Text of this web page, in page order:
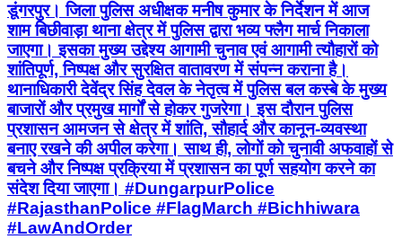
डूंगरपुर। जिला पुलिस अधीक्षक मनीष कुमार के निर्देशन में आज
शाम बिछीवाड़ा थाना क्षेत्र में पुलिस द्वारा भव्य फ्लैग मार्च निकाला
जाएगा। इसका मुख्य उद्देश्य आगामी चुनाव एवं आगामी त्यौहारों को
शांतिपूर्ण, निष्पक्ष और सुरक्षित वातावरण में संपन्न कराना है।
थानाधिकारी देवेंद्र सिंह देवल के नेतृत्व में पुलिस बल कस्बे के मुख्य
बाजारों और प्रमुख मार्गों से होकर गुजरेगा। इस दौरान पुलिस
प्रशासन आमजन से क्षेत्र में शांति, सौहार्द और कानून-व्यवस्था
बनाए रखने की अपील करेगा। साथ ही, लोगों को चुनावी अफवाहों से
बचने और निष्पक्ष प्रक्रिया में प्रशासन का पूर्ण सहयोग करने का
संदेश दिया जाएगा। #DungarpurPolice
#RajasthanPolice #FlagMarch #Bichhiwara
#LawAndOrder